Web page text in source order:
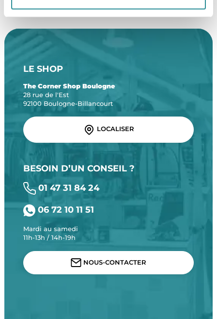
LE SHOP
The Corner Shop Boulogne
28 rue de l'Est
92100 Boulogne-Billancourt
LOCALISER
BESOIN D’UN CONSEIL ?
01 47 31 84 24
06 72 10 11 51
Mardi au samedi
11h-13h / 14h-19h
NOUS-CONTACTER